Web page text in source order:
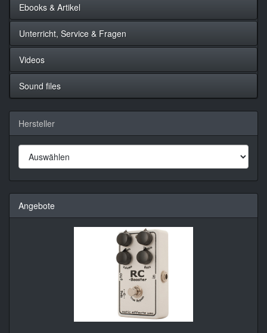
Ebooks & Artikel
Unterricht, Service & Fragen
Videos
Sound files
Hersteller
Angebote